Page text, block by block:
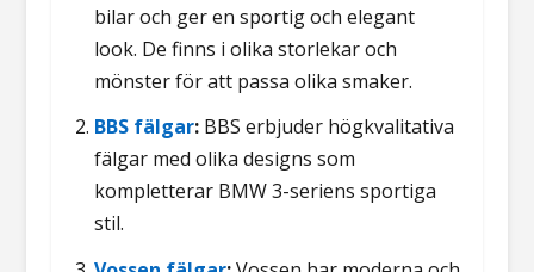
bilar och ger en sportig och elegant
look. De finns i olika storlekar och
mönster för att passa olika smaker.
BBS fälgar:BBS erbjuder högkvalitativa
fälgar med olika designs som
kompletterar BMW 3-seriens sportiga
stil.